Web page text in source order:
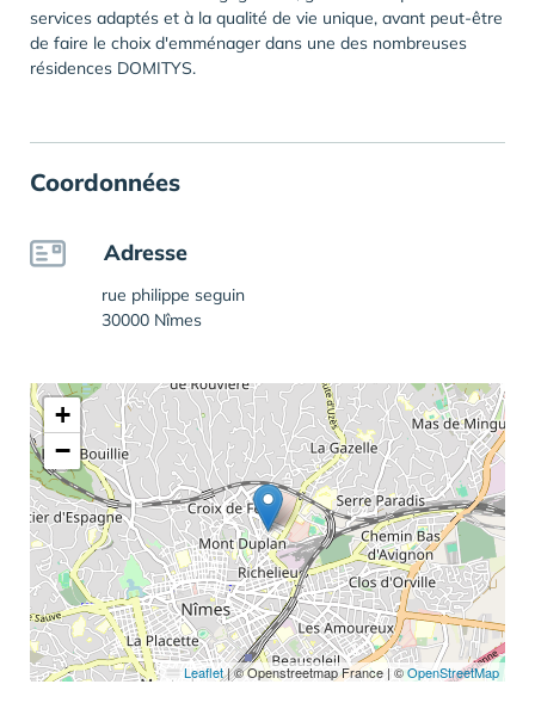
services adaptés et à la qualité de vie unique, avant peut-être
de faire le choix d'emménager dans une des nombreuses
résidences DOMITYS.
Coordonnées
Adresse
rue philippe seguin
30000 Nîmes
+
−
Leaflet|© Openstreetmap France | ©OpenStreetMap